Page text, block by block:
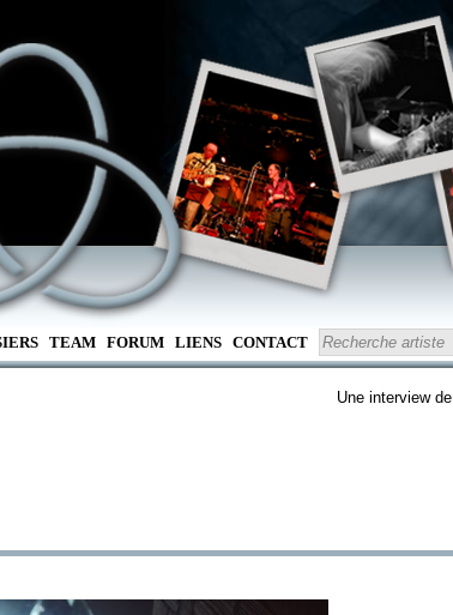
TEAM FORUM LIENS CONTACT
Une interview de